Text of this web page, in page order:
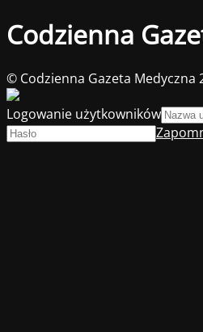
Codzienna
© Codzienna Gazeta Medyczna
Logowanie użytkowników